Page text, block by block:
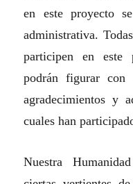
en este proyecto
administrativa.
participen en
podrán figurar
agradecimientos y
cuales han
Nuestra